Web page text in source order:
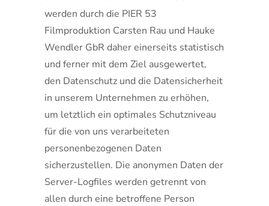
werden durch die PIER 53
Filmproduktion Carsten Rau und Hauke
Wendler GbR daher einerseits statistisch
und ferner mit dem Ziel ausgewertet,
den Datenschutz und die Datensicherheit
in unserem Unternehmen zu erhöhen,
um letztlich ein optimales Schutzniveau
für die von uns verarbeiteten
personenbezogenen Daten
sicherzustellen. Die anonymen Daten der
Server-Logfiles werden getrennt von
allen durch eine betroffene Person